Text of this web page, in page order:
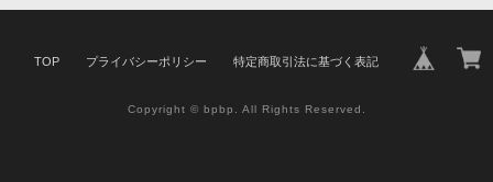
TOP プライバシーポリシー 特定商取引法に基づく表記
Copyright © bpbp. All Rights Reserved.